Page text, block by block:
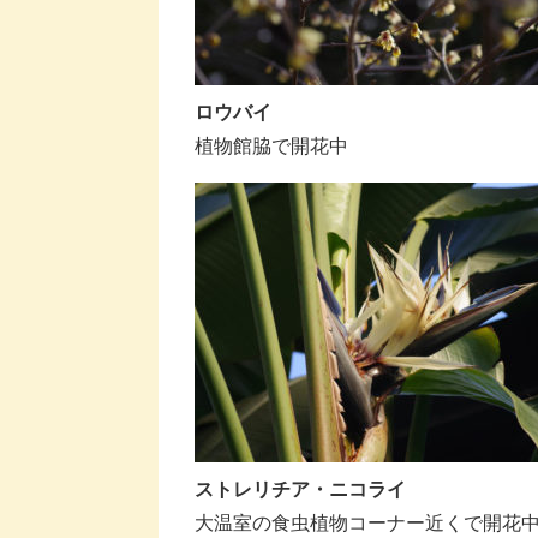
ロウバイ
植物館脇で開花中
ストレリチア・ニコライ
大温室の食虫植物コーナー近くで開花